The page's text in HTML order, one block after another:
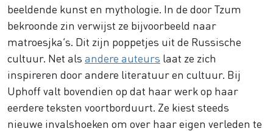
beeldende kunst en mythologie. In de door Tzum
bekroonde zin verwijst ze bijvoorbeeld naar
matroesjka’s. Dit zijn poppetjes uit de Russische
cultuur. Net als andere auteurs laat ze zich
inspireren door andere literatuur en cultuur. Bij
Uphoff valt bovendien op dat haar werk op haar
eerdere teksten voortborduurt. Ze kiest steeds
nieuwe invalshoeken om over haar eigen verleden te